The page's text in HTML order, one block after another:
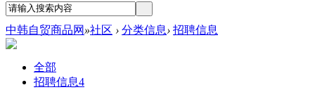
中韩自贸商品网 »社区 › 分类信息› 招聘信息
全部
招聘信息4